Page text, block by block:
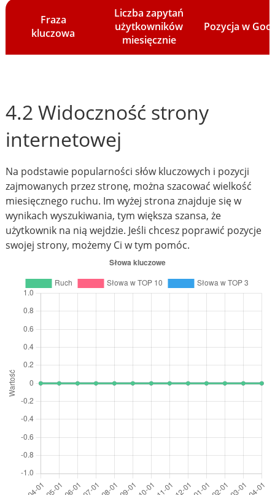
Fraza
kluczowa
Liczba zapytań
użytkowników
miesięcznie
Pozycja w
4.2 Widoczność strony
internetowej
Na podstawie popularności słów kluczowych i pozycji
zajmowanych przez stronę, można szacować wielkość
miesięcznego ruchu. Im wyżej strona znajduje się w
wynikach wyszukiwania, tym większa szansa, że
użytkownik na nią wejdzie. Jeśli chcesz poprawić pozycje
swojej strony, możemy Ci w tym pomóc.